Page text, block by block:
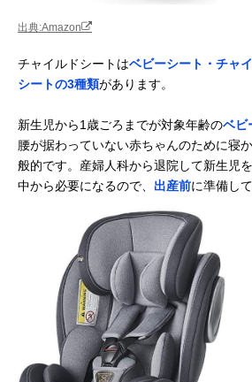
出典:Amazon
チャイルドシートはベビーシート・チャ
シートの3種類があります。
新生児から1歳ごろまでが対象年齢のベビ
腰が据わっていない赤ちゃんのために寝
般的です。産婦人科から退院して新生児
中から必要になるので、 出産前に準備し